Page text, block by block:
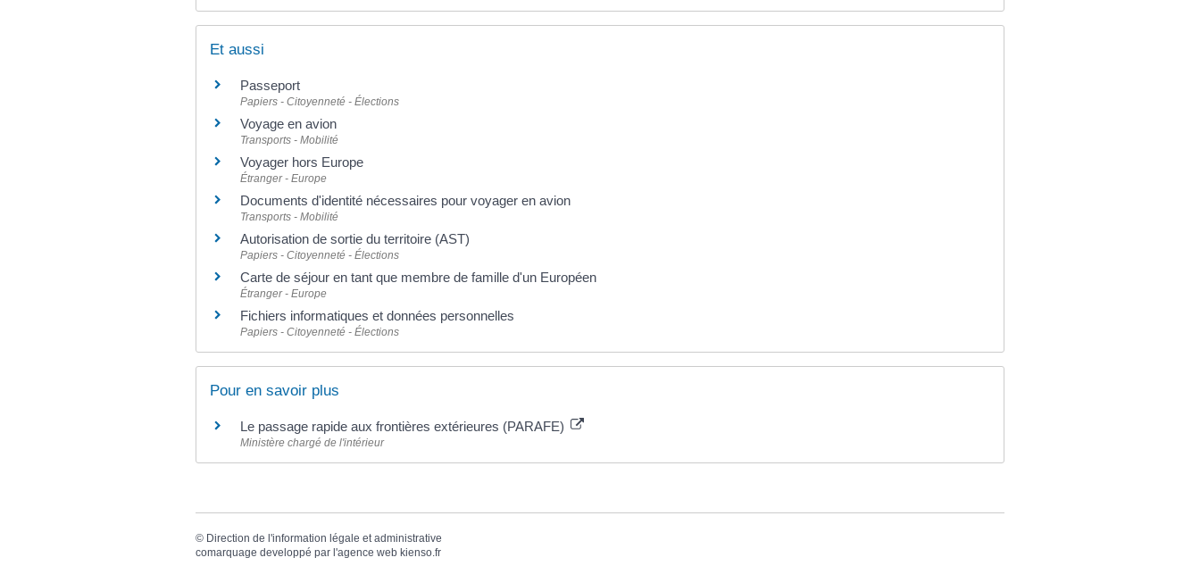
Et aussi
Passeport
Papiers - Citoyenneté - Élections
Voyage en avion
Transports - Mobilité
Voyager hors Europe
Étranger - Europe
Documents d'identité nécessaires pour voyager en avion
Transports - Mobilité
Autorisation de sortie du territoire (AST)
Papiers - Citoyenneté - Élections
Carte de séjour en tant que membre de famille d'un Européen
Étranger - Europe
Fichiers informatiques et données personnelles
Papiers - Citoyenneté - Élections
Pour en savoir plus
Le passage rapide aux frontières extérieures (PARAFE)
Ministère chargé de l'intérieur
© Direction de l'information légale et administrative
comarquage developpé par l'agence web kienso.fr